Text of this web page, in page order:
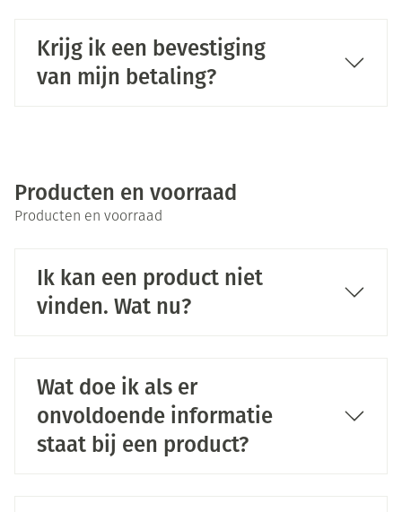
Krijg ik een bevestiging
van mijn betaling?
Producten en voorraad
Producten en voorraad
Ik kan een product niet
vinden. Wat nu?
Wat doe ik als er
onvoldoende informatie
staat bij een product?